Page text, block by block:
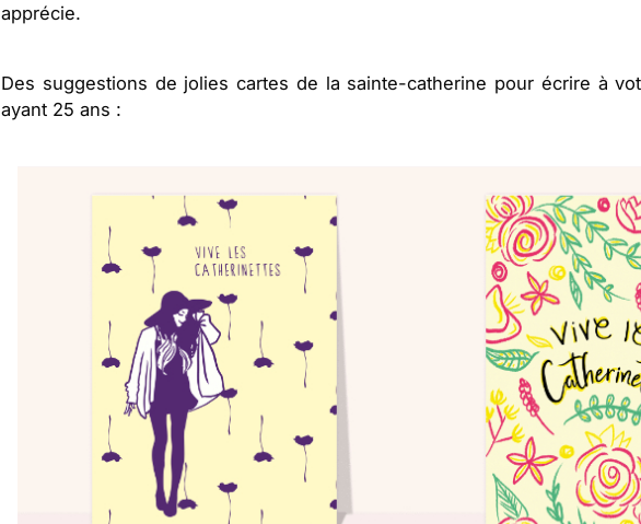
apprécie.
Des suggestions de jolies cartes de la sainte-catherine pour écrire à
ayant 25 ans :